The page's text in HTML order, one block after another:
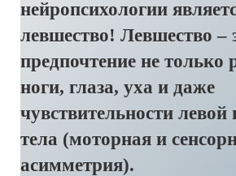
нейропсихологии
левшество! Левшество –
предпочтение не только
ноги, глаза, уха и даже
чувствительности
тела (моторная и
асимметрия).